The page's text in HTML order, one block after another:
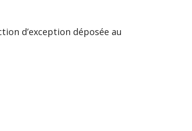
d’exception déposée au